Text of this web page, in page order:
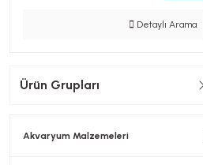
Detaylı Arama
Ürün Grupları
Akvaryum Malzemeleri